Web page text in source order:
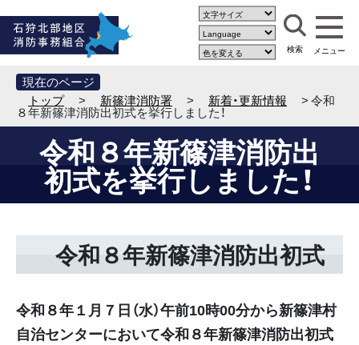
現在のページ
トップ
> 新篠津消防署 > 新着・更新情報 > 令和
８年新篠津消防出初式を挙行しました！
令和８年新篠津消防出
初式を挙行しました！
令和８年新篠津消防出初式
令和８年１月７日（水）午前10時00分から新篠津村​
自治センターにおいて令和８年新篠津消防出初式